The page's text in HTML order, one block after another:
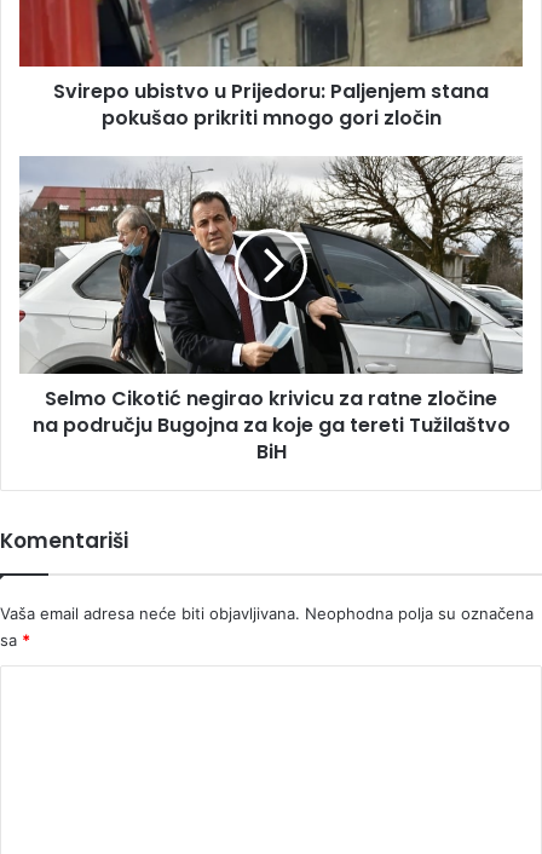
pokušao
prikriti
mnogo
Svirepo ubistvo u Prijedoru: Paljenjem stana
pokušao prikriti mnogo gori zločin
Cikotić
negirao
krivicu
za
ratne
zločine
području
Bugojna
za
tereti
BiH
Selmo Cikotić negirao krivicu za ratne zločine
na području Bugojna za koje ga tereti Tužilaštvo
BiH
Komentariši
Vaša email adresa neće biti objavljivana. Neophodna polja su označena
sa *